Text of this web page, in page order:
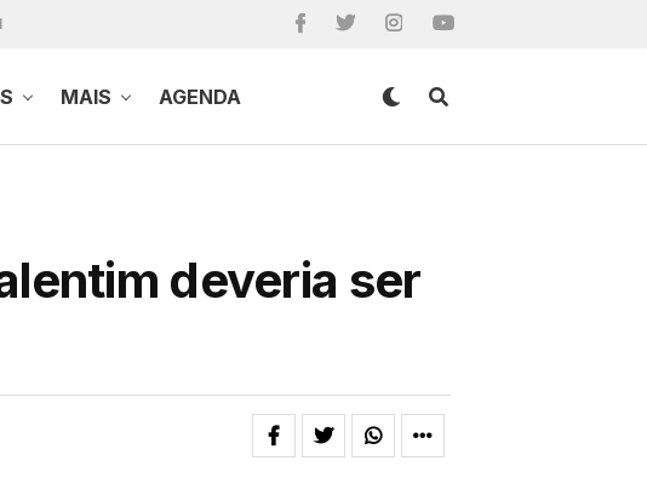
MAIS AGENDA
deveria ser